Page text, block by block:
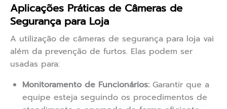
Aplicações Práticas de Câmeras de
Segurança para Loja
A utilização de câmeras de segurança para loja vai
além da prevenção de furtos. Elas podem ser
usadas para:
Monitoramento de Funcionários: Garantir que a
equipe esteja seguindo os procedimentos de